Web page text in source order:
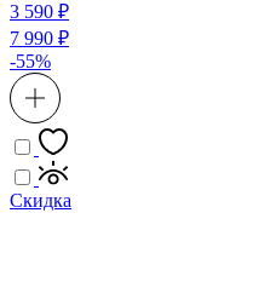
3 590 ₽
7 990 ₽
-55%
Скидка